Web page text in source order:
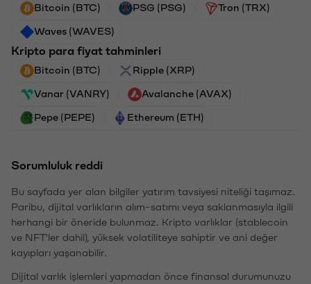
Bitcoin (BTC) PSG (PSG) Tron (TRX)
Waves (WAVES)
Kripto para fiyat tahminleri
Bitcoin (BTC) Ripple (XRP)
Vanar (VANRY) Avalanche (AVAX)
Pepe (PEPE) Ethereum (ETH)
Sorumluluk reddi
Bu sayfada yer alan bilgiler yatırım tavsiyesi niteliği taşımaz.
Paribu, dijital varlıkların alım-satımı veya saklanmasıyla ilgili
herhangi bir öneride bulunmaz. Kripto varlıklar (stablecoin
ve NFT'ler dahil), yüksek volatiliteye sahiptir ve ani değer
kayıpları yaşanabilir.
Dijital varlık işlemleri yapmadan önce finansal durumunuzu